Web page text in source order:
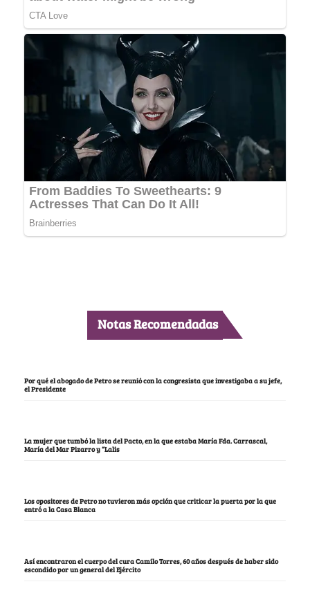
Notas Recomendadas
Por qué el abogado de Petro se reunió con la congresista que investigaba a su jefe,
el Presidente
La mujer que tumbó la lista del Pacto, en la que estaba María Fda. Carrascal,
María del Mar Pizarro y “Lalis
Los opositores de Petro no tuvieron más opción que criticar la puerta por la que
entró a la Casa Blanca
Así encontraron el cuerpo del cura Camilo Torres, 60 años después de haber sido
escondido por un general del Ejército